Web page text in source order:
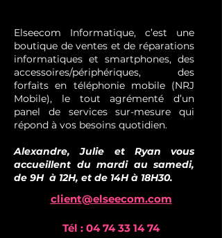
Elseecom Informatique, c’est une
boutique de ventes et de réparations
informatiques et smartphones, des
accessoires/périphériques, des
forfaits en téléphonie mobile (NRJ
Mobile), le tout agrémenté d’un
panel de services sur-mesure qui
répond à vos besoins quotidien.
Alexandre, Julie et Ryan vous
accueillent du mardi au samedi,
de 9H à 12H, et de 14H à 18H30.
client@elseecom.com
Tél : 04 74 33 14 74